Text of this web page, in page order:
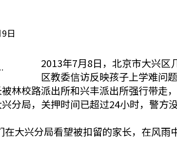
日
2013年7月8日，北京市大兴区
区教委信访反映孩子上学难问
林校路派出所和兴丰派出所强行带走
分局，关押时间已超过24小时，警方
在大兴分局看望被扣留的家长，在风